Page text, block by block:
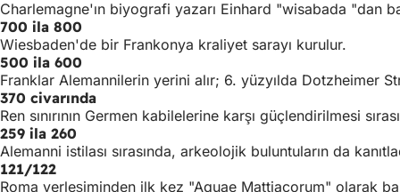
Charlemagne'ın biyografi yazarı Einhard "wisabada "dan
700 ila 800
Wiesbaden'de bir Frankonya kraliyet sarayı kurulur.
500 ila 600
Franklar Alemannilerin yerini alır; 6. yüzyılda Dotzheimer
370 civarında
Ren sınırının Germen kabilelerine karşı güçlendirilmesi
259 ila 260
Alemanni istilası sırasında, arkeolojik buluntuların da
121/122
Roma yerleşiminden ilk kez "Aquae Mattiacorum" olarak